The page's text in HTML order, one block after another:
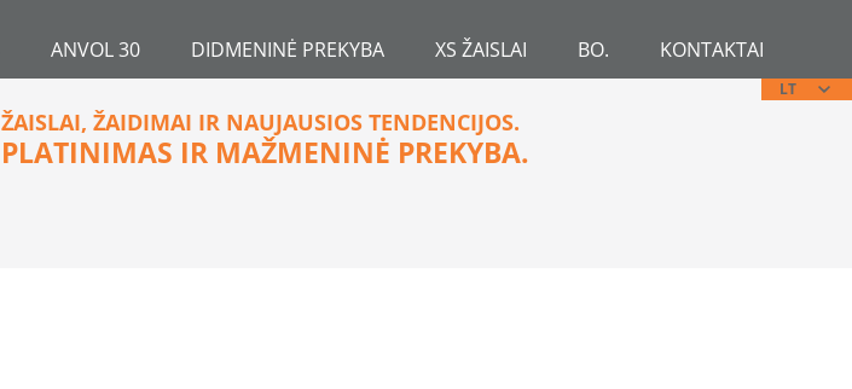
ANVOL 30 DIDMENINĖ PREKYBA XS ŽAISLAI BO. KONTAKTAI
LT
ŽAISLAI, ŽAIDIMAI IR NAUJAUSIOS TENDENCIJOS.
PLATINIMAS IR MAŽMENINĖ PREKYBA.